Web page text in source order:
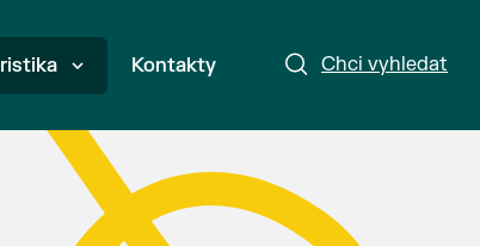
Chci vyhledat
Kontakty